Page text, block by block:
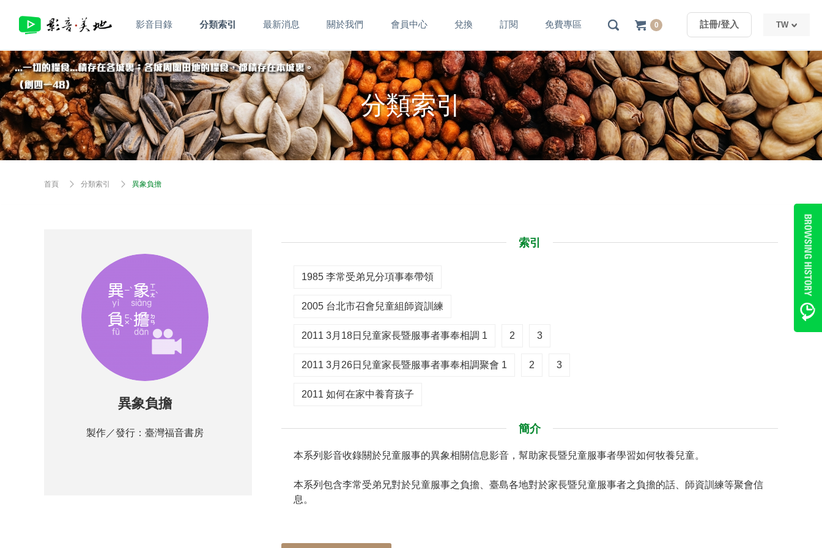
TW
TW
CN
影音目錄 分類索引 最新消息 關於我們 會員中心 兌換 訂閱 免費專區 0 註冊/登入
分類索引
首頁 分類索引 異象負擔
異象負擔
製作／發行：臺灣福音書房
索引
1985 李常受弟兄分項事奉帶領
2005 台北市召會兒童組師資訓練
2011 3月18日兒童家長暨服事者事奉相調 1 2 3
2011 3月26日兒童家長暨服事者事奉相調聚會 1 2 3
2011 如何在家中養育孩子
簡介
本系列影音收錄關於兒童服事的異象相關信息影音，幫助家長暨兒童服事者學習如何牧養兒童。
本系列包含李常受弟兄對於兒童服事之負擔、臺島各地對於家長暨兒童服事者之負擔的話、師資訓練等聚會信
息。